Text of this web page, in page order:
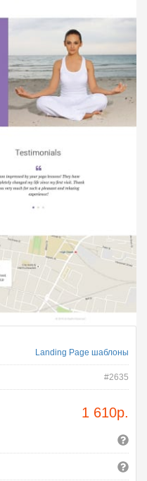
Landing Page шаблоны
#2635
1 610р.